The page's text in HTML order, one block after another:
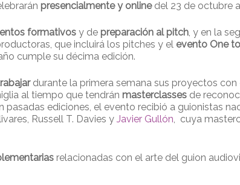
presencialmente y onlinedel 23 de octubre
formativos y de preparación al pitch, y en la
que incluirá los pitches y el evento One
cumple su décima edición.
durante la primera semana sus proyectos
al tiempo que tendrán masterclasses de
pasadas ediciones, el evento recibió a guionistas
Russell T. Davies y Javier Gullón, cuya
relacionadas con el arte del guion